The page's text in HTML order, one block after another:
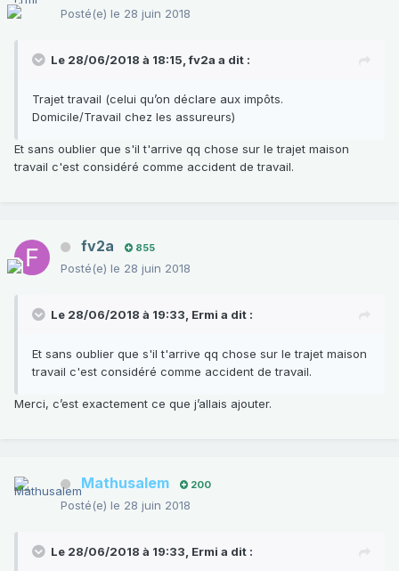
Posté(e) le 28 juin 2018
Le 28/06/2018 à 18:15,fv2a a dit :
Trajettravail (celui qu’on déclare aux impôts.
Domicile/Travail chez les assureurs)
Et sans oublier que s'il t'arrive qq chose sur le trajet maison
travail c'est considéré comme accident de travail.
fv2a 855
Posté(e) le 28 juin 2018
Le 28/06/2018 à 19:33, Ermi a dit :
Et sans oublier que s'il t'arrive qq chose sur le trajet maison
travail c'est considéré comme accident de travail.
Merci, c’est exactement ce que j’allais ajouter.
Mathusalem 200
Posté(e) le 28 juin 2018
Le 28/06/2018 à 19:33, Ermi a dit :